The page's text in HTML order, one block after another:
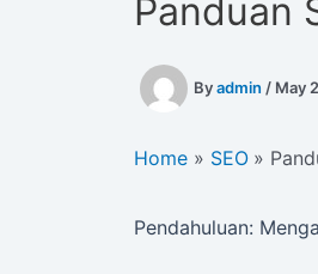
Panduan
Byadmin / May
Home SEO
Pendahuluan: